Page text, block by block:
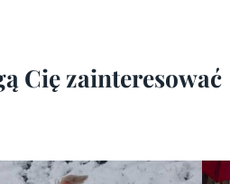
Cię zainteresować